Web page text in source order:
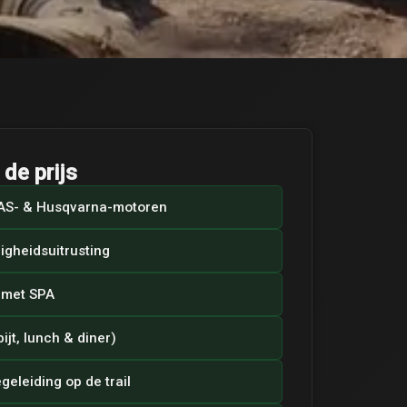
de prijs
& Husqvarna-motoren
SPA
lunch & diner)
op de trail